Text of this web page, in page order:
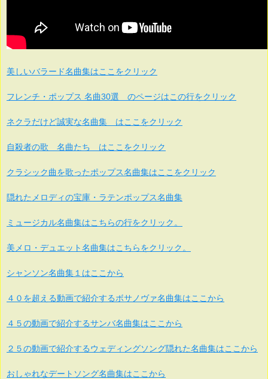
美しいバラード名曲集はここをクリック
フレンチ・ポップス 名曲30選 のページはこの行をクリック
ネクラだけど誠実な名曲集 はここをクリック
自殺者の歌 名曲たち はここをクリック
クラシック曲を歌ったポップス名曲集はここをクリック
隠れたメロディの宝庫・ラテンポップス名曲集
ミュージカル名曲集はこちらの行をクリック。
美メロ・デュエット名曲集はこちらをクリック。
シャンソン名曲集１はここから
４０を超える動画で紹介するボサノヴァ名曲集はここから
４５の動画で紹介するサンバ名曲集はここから
２５の動画で紹介するウェディングソング隠れた名曲集はここから
おしゃれなデートソング名曲集はここから